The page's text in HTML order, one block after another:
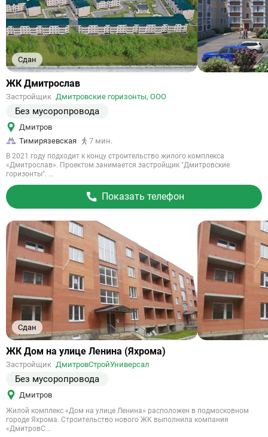
Сдан
Ссылка
объект
ЖК Дмитрослав
Застройщик Дмитровские горизонты, ООО
Без мусоропровода
Дмитров
Тимирязевская
7 мин.
В 2021 году подходит к концу строительство жилого комплекса
«Дмитрослав». Проектом занимается застройщик "Дмитровские
горизонты". ...
Показать телефон
Сдан
Ссылка
объект
ЖК Дом на улице Ленина (Яхрома)
Застройщик ДмитровСтройУниверсал
Без мусоропровода
Дмитров
Жилой комплекс «Дом на улице Ленина» расположен в подмосковном
городе Яхрома. Строительство нового ЖК выполнила компания
«ДмитровС...